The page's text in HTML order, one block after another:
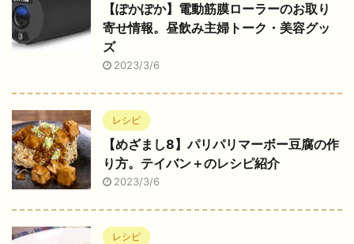
【ぽかぽか】電動筋膜ローラーのお取り
寄せ情報。昼飲み主婦トーク・美容グッ
ズ
2023/3/6
レシピ
【めざまし8】パリパリマーボー豆腐の作
り方。テイバン＋のレシピ紹介
2023/3/6
レシピ